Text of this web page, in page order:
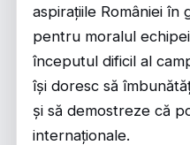
aspirațiile României în
pentru moralul
începutul dificil al
își doresc să
și să demostreze că
internaționale.